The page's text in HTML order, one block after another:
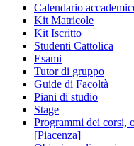
Calendario
Kit Matricole
Kit Iscritto
Studenti Cattolica
Esami
Tutor di gruppo
Guide di Facoltà
Piani di studio
Stage
Programmi dei corsi,
[Piacenza]